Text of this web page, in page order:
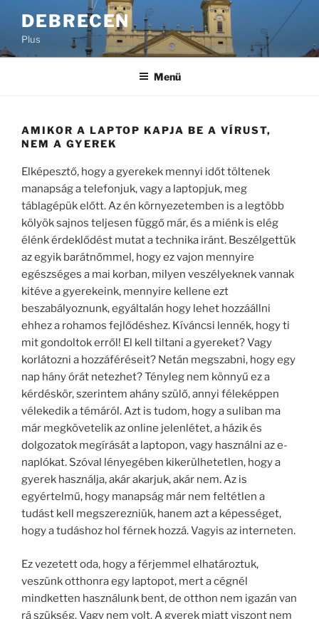
DEBRECEN
Plus
Menü
AMIKOR A LAPTOP KAPJA BE A VÍRUST,
NEM A GYEREK
Elképesztő, hogy a gyerekek mennyi időt töltenek
manapság a telefonjuk, vagy a laptopjuk, meg
táblagépük előtt. Az én környezetemben is a legtöbb
kölyök sajnos teljesen függő már, és a miénk is elég
élénk érdeklődést mutat a technika iránt. Beszélgettük
az egyik barátnőmmel, hogy ez vajon mennyire
egészséges a mai korban, milyen veszélyeknek vannak
kitéve a gyerekeink, mennyire kellene ezt
beszabályoznunk, egyáltalán hogy lehet hozzáállni
ehhez a rohamos fejlődéshez. Kíváncsi lennék, hogy ti
mit gondoltok erről! El kell tiltani a gyereket? Vagy
korlátozni a hozzáféréseit? Netán megszabni, hogy egy
nap hány órát netezhet? Tényleg nem könnyű ez a
kérdéskör, szerintem ahány szülő, annyi féleképpen
vélekedik a témáról. Azt is tudom, hogy a suliban ma
már megkövetelik az online jelenlétet, a házik és
dolgozatok megírását a laptopon, vagy használni az e-
naplókat. Szóval lényegében kikerülhetetlen, hogy a
gyerek használja, akár akarjuk, akár nem. Az is
egyértelmű, hogy manapság már nem feltétlen a
tudást kell megszerezniük, hanem azt a képességet,
hogy a tudáshoz hol férnek hozzá. Vagyis az interneten.
Ez vezetett oda, hogy a férjemmel elhatároztuk,
veszünk otthonra egy laptopot, mert a cégnél
mindketten használunk bent, de otthon nem igazán van
rá szükség. Vagy nem volt. A gyerek miatt viszont nem